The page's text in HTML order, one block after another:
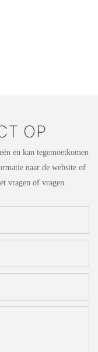
OP
en kan tegemoetkomen
naar de website of
vragen of vragen.